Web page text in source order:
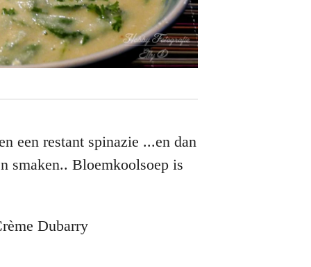
een restant spinazie ...en dan
smaken.. Bloemkoolsoep is
Dubarry